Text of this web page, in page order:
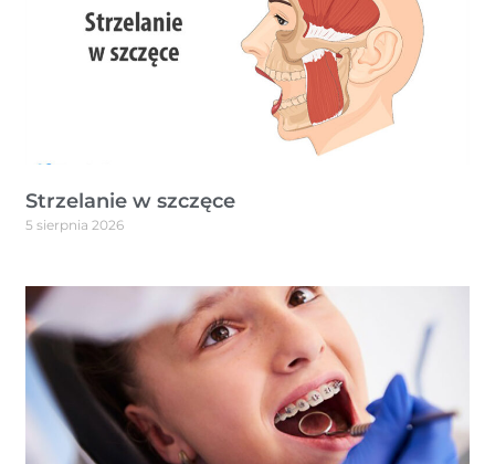
Strzelanie w szczęce
5 sierpnia 2026